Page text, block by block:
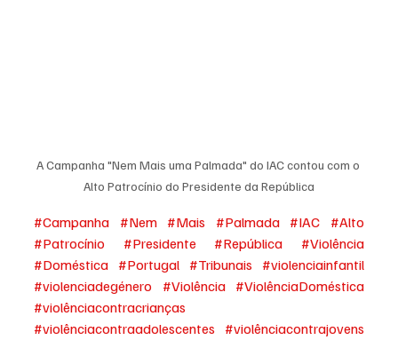
A Campanha "Nem Mais uma Palmada" do IAC contou com o
Alto Patrocínio do Presidente da República
#Campanha #Nem #Mais #Palmada #IAC
#Alto
#Patrocínio
#Presidente #República
#Violência
#Doméstica #Portugal #Tribunais
#violenciainfantil
#violenciadegénero
#Violência
#ViolênciaDoméstica
#violênciacontracrianças
#violênciacontraadolescentes
#violênciacontrajovens